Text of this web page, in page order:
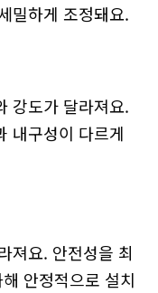
밀하게 조정돼요.
강도가 달라져요.
내구성이 다르게
져요. 안전성을 최
안정적으로 설치